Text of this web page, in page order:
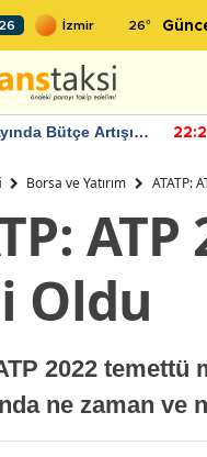
26°
Bütçe Artışı
Borsa ve Yatırım ATATP:
Oldu
2022
ne zaman ve